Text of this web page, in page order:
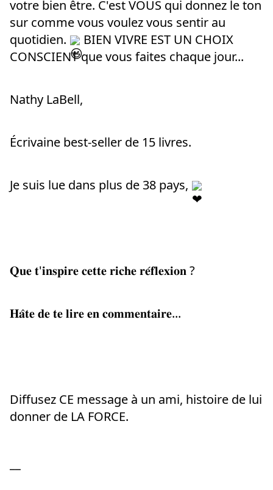
votre bien être. C'est VOUS qui donnez le ton
sur comme vous voulez vous sentir au
quotidien.
BIEN VIVRE EST UN CHOIX
CONSCIENT que vous faites chaque jour...
Nathy LaBell,
Écrivaine best-seller de 15 livres.
Je suis lue dans plus de 38 pays,
𝐐𝐮𝐞 𝐭'𝐢𝐧𝐬𝐩𝐢𝐫𝐞 𝐜𝐞𝐭𝐭𝐞 𝐫𝐢𝐜𝐡𝐞 𝐫𝐞́𝐟𝐥𝐞𝐱𝐢𝐨𝐧 ?
𝐇𝐚̂𝐭𝐞 𝐝𝐞 𝐭𝐞 𝐥𝐢𝐫𝐞 𝐞𝐧 𝐜𝐨𝐦𝐦𝐞𝐧𝐭𝐚𝐢𝐫𝐞...
Diffusez CE message à un ami, histoire de lui
donner de LA FORCE.